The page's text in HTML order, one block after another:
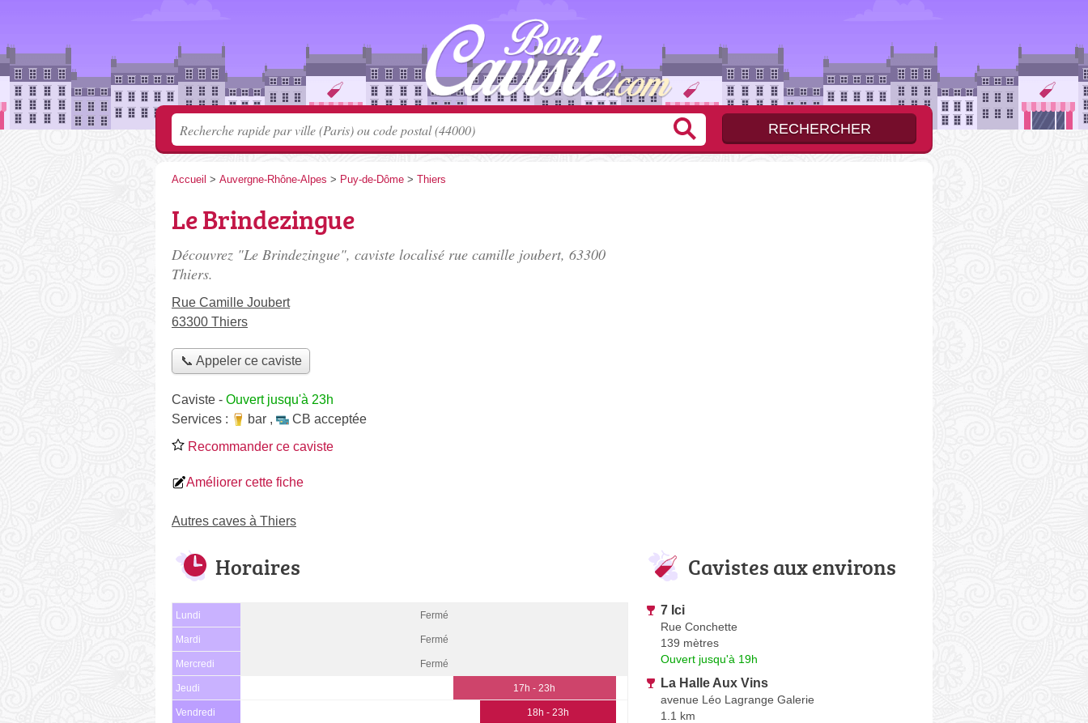
Accueil > Auvergne-Rhône-Alpes > Puy-de-Dôme > Thiers
Le Brindezingue
Découvrez "Le Brindezingue", caviste localisé rue camille joubert, 63300
Thiers.
Rue Camille Joubert
63300 Thiers
📞 Appeler ce caviste
Caviste - Ouvert jusqu'à 23h
Services :
bar ,
CB acceptée
Recommander ce caviste
Améliorer cette fiche
Autres caves à Thiers
Horaires
Lundi Fermé
Mardi Fermé
Mercredi Fermé
Jeudi 17h - 23h
Vendredi 18h - 23h
Cavistes aux environs
7 Ici
Rue Conchette
139 mètres
Ouvert jusqu'à 19h
La Halle Aux Vins
avenue Léo Lagrange Galerie
1.1 km